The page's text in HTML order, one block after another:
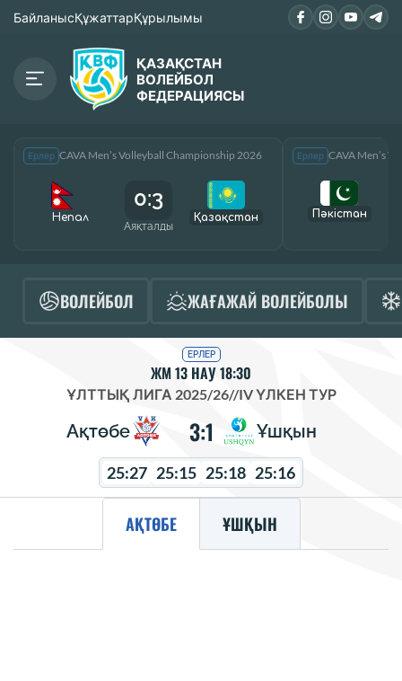
БайланысҚұжаттарҚұрылымы
ҚАЗАҚСТАН
ВОЛЕЙБОЛ
ФЕДЕРАЦИЯСЫ
Ерлер CAVA Men’s Volleyball Championship 2026
Непал
0:3
Аяқталды
Қазақcтан
Ерлер CAVA Men’s
Пәкістан
ВОЛЕЙБОЛ ЖАҒАЖАЙ ВОЛЕЙБОЛЫ
ЕРЛЕР
ЖМ 13 НАУ 18:30
ҰЛТТЫҚ ЛИГА 2025/26//IV ҮЛКЕН ТУР
Ақтөбе 3:1 Ұшқын
25:27 25:15 25:18 25:16
АҚТӨБЕ ҰШҚЫН